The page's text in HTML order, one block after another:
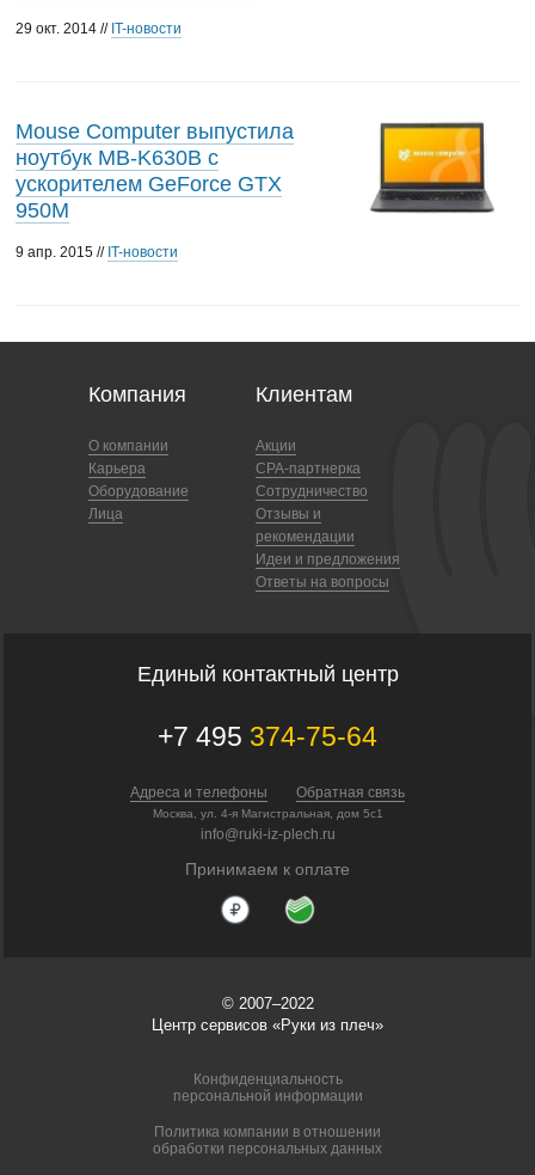
29 окт. 2014 // IT-новости
Mouse Computer выпустила
ноутбук MB-K630B с
ускорителем GeForce GTX
950M
9 апр. 2015 // IT-новости
Компания
О компании
Карьера
Оборудование
Лица
Клиентам
Акции
CPA-партнерка
Сотрудничество
Отзывы и
рекомендации
Идеи и предложения
Ответы на вопросы
Единый контактный центр
+7 495 374-75-64
Адреса и телефоны Обратная связь
Москва, ул. 4-я Магистральная, дом 5с1
info@ruki-iz-plech.ru
Принимаем к оплате
© 2007–2022
Центр сервисов «Руки из плеч»
Конфиденциальность
персональной информации
Политика компании в отношении
обработки персональных данных